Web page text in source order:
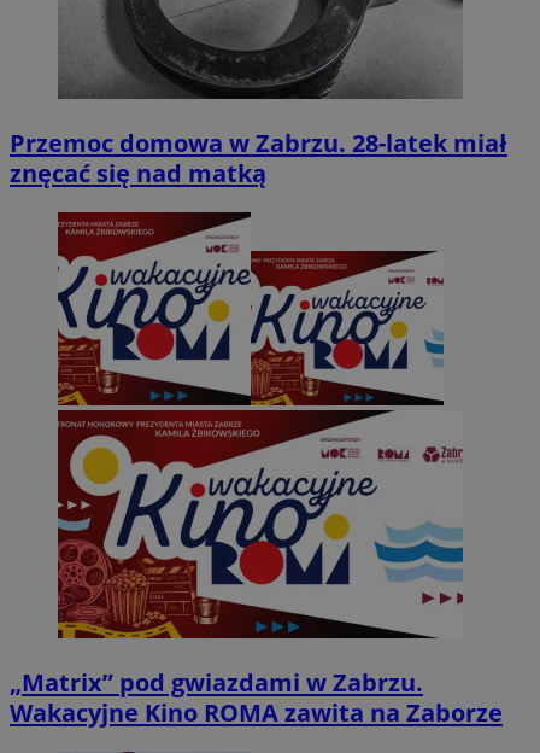
Przemoc domowa w Zabrzu. 28-latek miał
znęcać się nad matką
„Matrix” pod gwiazdami w Zabrzu.
Wakacyjne Kino ROMA zawita na Zaborze